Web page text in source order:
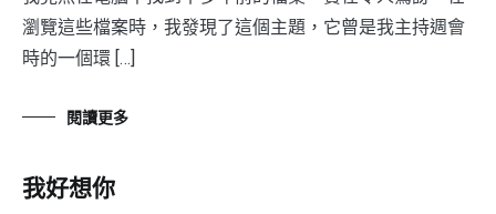
瀏覽這些檔案時，我發現了這個主題，它曾是我主持週會
時的一個環 […]
閱讀更多
我好想你